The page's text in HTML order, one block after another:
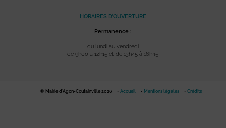
HORAIRES D’OUVERTURE
Permanence :
du lundi au vendredi
de 9h00 à 12h15 et de 13h45 à 16h45
© Mairie d'Agon-Coutainville 2026 Accueil Mentions légales Crédits